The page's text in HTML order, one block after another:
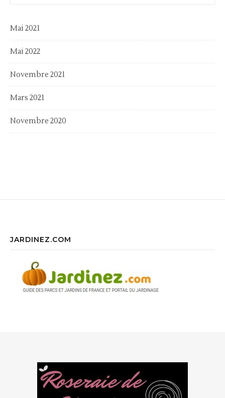
Mai 2021
Mai 2022
Novembre 2021
Mars 2021
Novembre 2020
JARDINEZ.COM